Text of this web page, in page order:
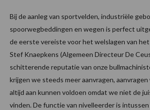
Bij de aanleg van sportvelden, industriële
spoorwegbeddingen en wegen is perfect
de eerste vereiste voor het welslagen van
Stef Knaepkens (Algemeen Directeur De
schitterende reputatie van onze
krijgen we steeds meer aanvragen,
altijd aan kunnen voldoen omdat we niet de
vinden. De functie van nivelleerder is